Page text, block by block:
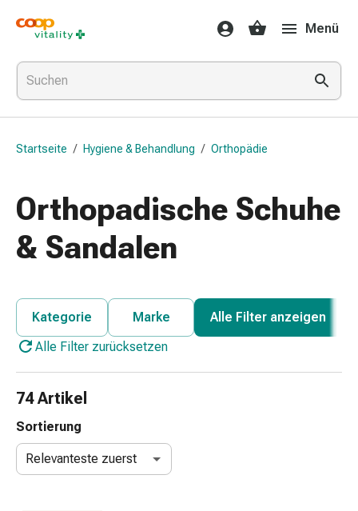
Medikamente
&
Gesundheit
Grippe
&
Erkältung
Grippe-
Erkältung
Medikamente
Halsschmerzen
Husten
Inhalationsgeräte
Zubehör
Wund-
&
Brandversorgung
Menü
Startseite / Hygiene & Behandlung / Orthopädie
Orthopadische Schuhe
& Sandalen
Kategorie Marke
Alle Filter anzeigen
Alle Filter zurücksetzen
74 Artikel
Sortierung
Relevanteste zuerst